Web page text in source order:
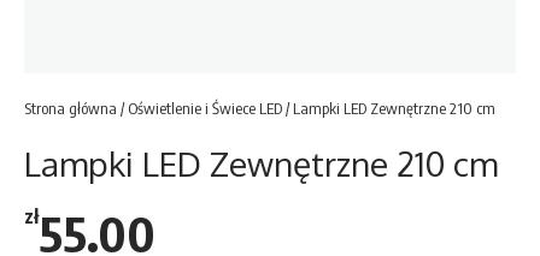
Strona główna /Oświetlenie i Świece LED/ Lampki LED Zewnętrzne 210 cm
Lampki LED Zewnętrzne 210 cm
zł55.00